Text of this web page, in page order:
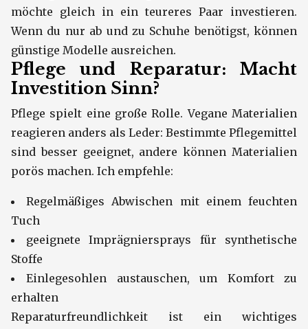
möchte gleich in ein teureres Paar investieren.
Wenn du nur ab und zu Schuhe benötigst, können
günstige Modelle ausreichen.
Pflege und Reparatur: Macht
Investition Sinn?
Pflege spielt eine große Rolle. Vegane Materialien
reagieren anders als Leder: Bestimmte Pflegemittel
sind besser geeignet, andere können Materialien
porös machen. Ich empfehle:
Regelmäßiges Abwischen mit einem feuchten
Tuch
geeignete Imprägniersprays für synthetische
Stoffe
Einlegesohlen austauschen, um Komfort zu
erhalten
Reparaturfreundlichkeit ist ein wichtiges